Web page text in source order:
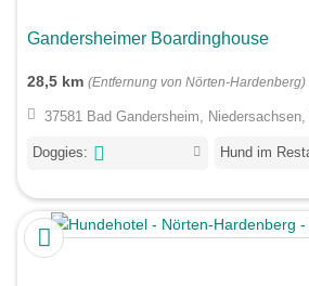
Gandersheimer Boardinghouse
28,5 km (Entfernung von Nörten-Hardenberg)
37581 Bad Gandersheim,
Doggies: Hund im